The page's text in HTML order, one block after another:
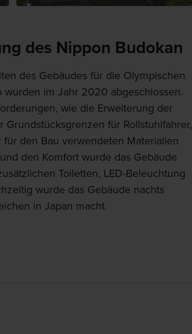
des Nippon Budokan
des Gebäudes für die Olympischen
wurden im Jahr 2020 abgeschlossen.
wie die Erweiterung der
für Rollstuhlfahrer,
den Bau verwendeten Materialien
den Komfort wurde das Gebäude
Toiletten, LED-Beleuchtung
wurde das Gebäude nachts
in Japan macht.